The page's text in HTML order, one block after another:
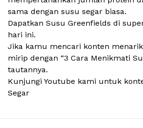
sama dengan susu segar biasa.
Dapatkan Susu Greenfields di
hari ini.
Jika kamu mencari konten
mirip dengan “3 Cara Menikmati
tautannya.
Kunjungi Youtube kami untuk
Segar